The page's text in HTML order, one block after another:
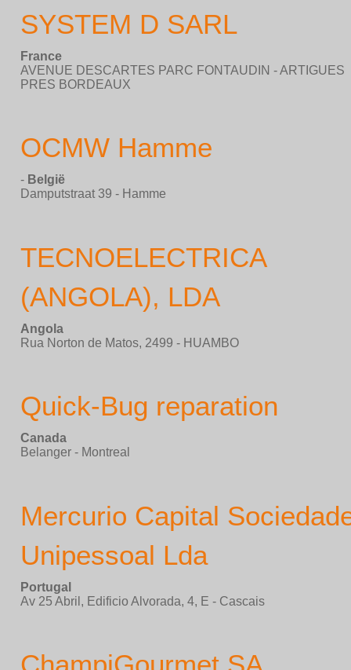
SYSTEM D SARL
France
AVENUE DESCARTES PARC FONTAUDIN - ARTIGUES
PRES BORDEAUX
OCMW Hamme
- België
Damputstraat 39 - Hamme
TECNOELECTRICA
(ANGOLA), LDA
Angola
Rua Norton de Matos, 2499 - HUAMBO
Quick-Bug reparation
Canada
Belanger - Montreal
Mercurio Capital
Unipessoal Lda
Portugal
Av 25 Abril, Edificio Alvorada, 4, E - Cascais